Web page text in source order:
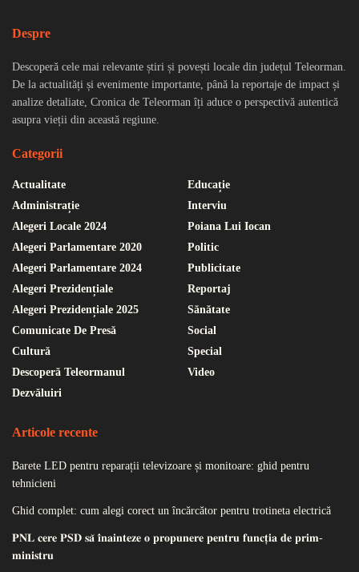
Despre
Descoperă cele mai relevante știri și povești locale din județul Teleorman.
De la actualități și evenimente importante, până la reportaje de impact și
analize detaliate, Cronica de Teleorman îți aduce o perspectivă autentică
asupra vieții din această regiune.
Categorii
Actualitate
Administrație
Alegeri Locale 2024
Alegeri Parlamentare 2020
Alegeri Parlamentare 2024
Alegeri Prezidențiale
Alegeri Prezidențiale 2025
Comunicate De Presă
Cultură
Descoperă Teleormanul
Dezvăluiri
Educație
Interviu
Poiana Lui Iocan
Politic
Publicitate
Reportaj
Sănătate
Social
Special
Video
Articole recente
Barete LED pentru reparații televizoare și monitoare: ghid pentru
tehnicieni
Ghid complet: cum alegi corect un încărcător pentru trotineta electrică
𝐏𝐍𝐋 𝐜𝐞𝐫𝐞 𝐏𝐒𝐃 𝐬𝐚̆ 𝐢̂𝐧𝐚𝐢𝐧𝐭𝐞𝐳𝐞 𝐨 𝐩𝐫𝐨𝐩𝐮𝐧𝐞𝐫𝐞 𝐩𝐞𝐧𝐭𝐫𝐮 𝐟𝐮𝐧𝐜𝐭̦𝐢𝐚 𝐝𝐞 𝐩𝐫𝐢𝐦-
𝐦𝐢𝐧𝐢𝐬𝐭𝐫𝐮